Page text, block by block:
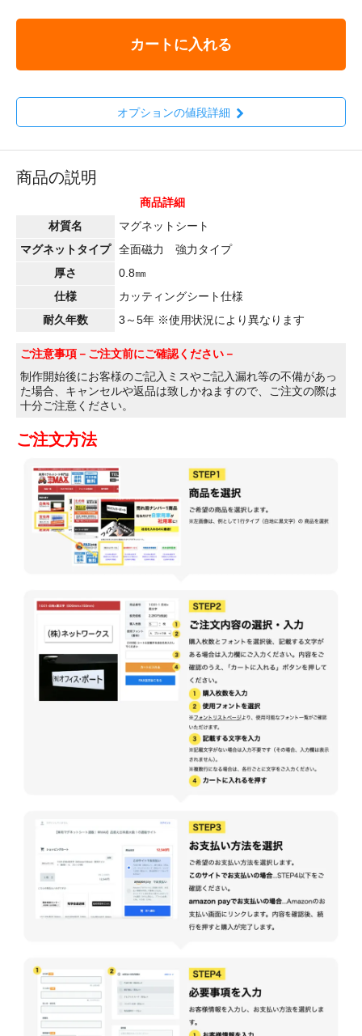
カートに入れる
オプションの値段詳細
商品の説明
商品詳細
材質名
マグネットシート
マグネットタイプ
全面磁力 強力タイプ
厚さ
0.8㎜
仕様
カッティングシート仕様
耐久年数
3～5年 ※使用状況により異なります
ご注意事項 －ご注文前にご確認ください－
制作開始後にお客様のご記入ミスやご記入漏れ等の不備があっ
た場合、キャンセルや返品は致しかねますので、ご注文の際は
十分ご注意ください。
ご注文方法